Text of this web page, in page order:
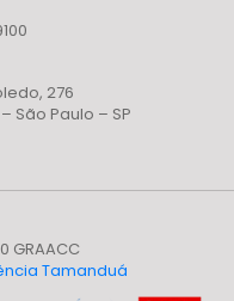
276
São Paulo – SP
GRAACC
Tamanduá